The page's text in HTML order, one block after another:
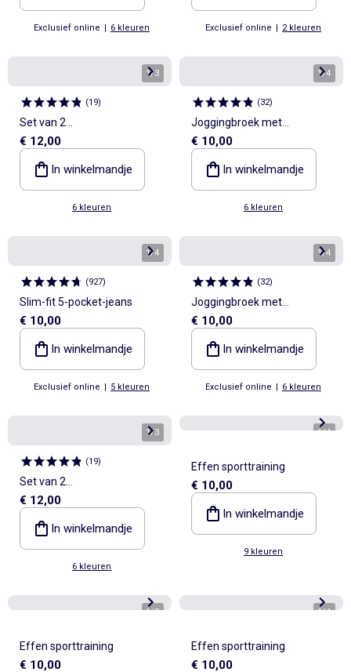
Exclusief online | 6 kleuren Exclusief online | 2 kleuren
1/3
(19)
Set van 2
sporttrainingsbroeken
€ 12,00
In winkelmandje
6 kleuren
1/4
(32)
Joggingbroek met
trekkoordjes
€ 10,00
In winkelmandje
6 kleuren
1/4
(927)
Slim-fit 5-pocket-jeans
€ 10,00
In winkelmandje
Exclusief online | 5 kleuren
1/4
(32)
Joggingbroek met
trekkoordjes
€ 10,00
In winkelmandje
Exclusief online | 6 kleuren
1/3
(19)
Set van 2
sporttrainingsbroeken
€ 12,00
In winkelmandje
6 kleuren
1/4
Effen sporttraining
€ 10,00
In winkelmandje
9 kleuren
1/3
Effen sporttraining
€ 10,00
1/4
Effen sporttraining
€ 10,00